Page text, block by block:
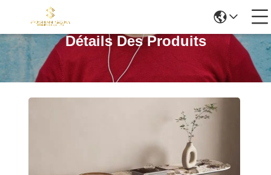
Détails Des Produits